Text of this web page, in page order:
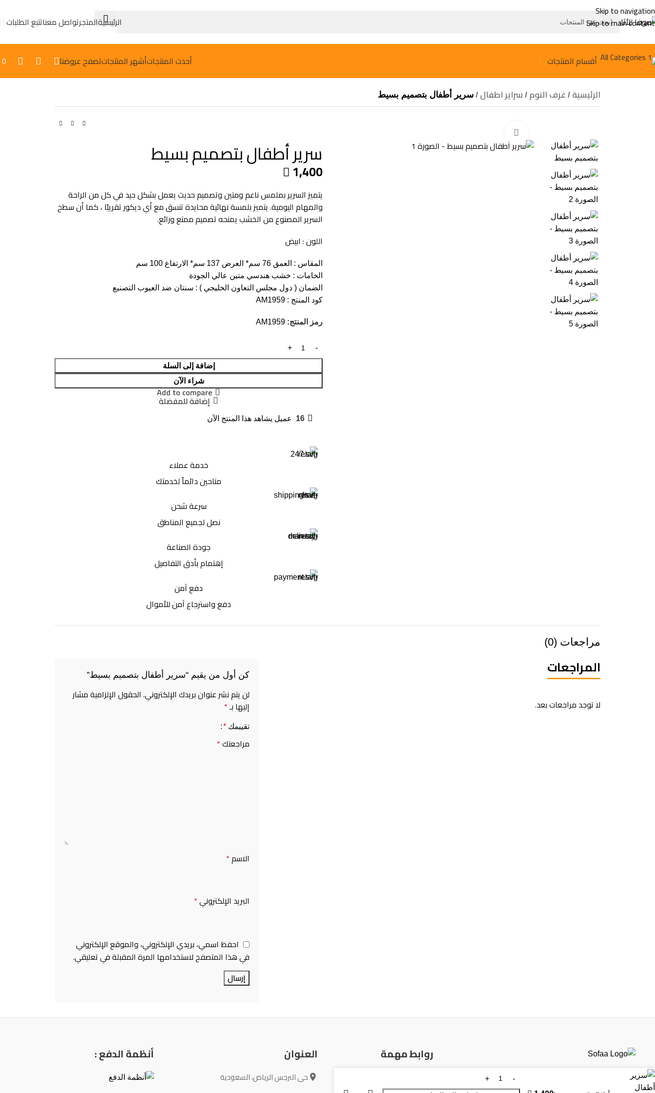
Skip to navigation
Skip to main content
الرئيسيةالمتجرتواصل معناتتبع الطلبات
أقسام المنتجات أحدث المنتجاتأشهر المنتجاتتصفح عروضنا 0
الرئيسية غرف النوم سراير اطفال سرير أطفال بتصميم بسيط
سرير أطفال بتصميم بسيط
 1,400
يتميز السرير بملمس ناعم ومتين وتصميم حديث يعمل بشكل جيد في كل من الراحة
والمهام اليومية. يتميز بلمسة نهائية محايدة تنسق مع أي ديكور تقريبًا ، كما أن سطح
السرير المصنوع من الخشب يمنحه تصميم ممتع ورائع.
اللون : ابيض
المقاس : العمق 76 سم* العرض 137 سم* الارتفاع 100 سم
الخامات : خشب هندسي متين عالي الجودة
الضمان ( دول مجلس التعاون الخليجي ) : سنتان ضد العيوب التصنيع
كود المنتج : AM1959
رمز المنتج: AM1959
إضافة إلى السلة
شراء الآن
Add to compare
إضافة للمفضلة
16 عميل يشاهد هذا المنتج الآن
خدمة عملاء
متاحين دائماً لخدمتك
سرعة شحن
نصل لجميع المناطق
جودة الصناعة
إهتمام بأدق التفاصيل
دفع آمن
دفع واسترجاع آمن للأموال
مراجعات (0)
المراجعات
لا توجد مراجعات بعد.
كن أول من يقيم “سرير أطفال بتصميم بسيط”
لن يتم نشر عنوان بريدك الإلكتروني. الحقول الإلزامية مشار
إليها بـ*
تقييمك *
مراجعتك*
الاسم*
البريد الإلكتروني*
احفظ اسمي، بريدي الإلكتروني، والموقع الإلكتروني
في هذا المتصفح لاستخدامها المرة المقبلة في تعليقي.
متجر صوفا للأثاث، حريصين إن تجربتك معنا تكون دايمًا سلسة
ومريحة من أول ما تتصفح الموقع إلى لحظة استلامك للمنتج في
روابط مهمة العنوان
حى النرجس الرياض، السعودية
أنظمة الدفع :